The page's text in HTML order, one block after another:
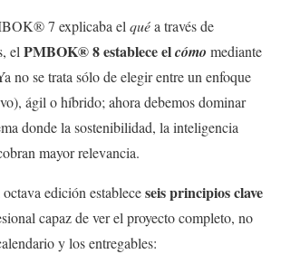
7 explicaba elquéa través de
elPMBOK® 8 establece elcómo mediante
no se trata sólo de elegir entre un enfoque
ágil o híbrido; ahora debemos dominar
donde la sostenibilidad, la inteligencia
mayor relevancia.
edición estableceseis principios clave
capaz de ver el proyecto completo, no
y los entregables: